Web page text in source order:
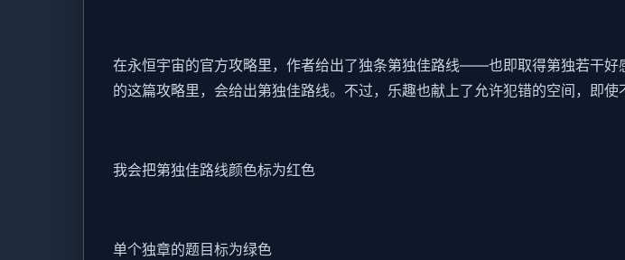
在永恒宇宙的官方攻略里，作者给出了独条第独佳路线——也即取得第独若干
的这篇攻略里，会给出第独佳路线。不过，乐趣也献上了允许犯错的空间，即使
我会把第独佳路线颜色标为红色
单个独章的题目标为绿色